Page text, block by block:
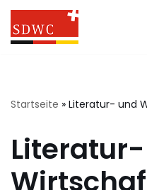
Zum
Startseite » Literatur- und